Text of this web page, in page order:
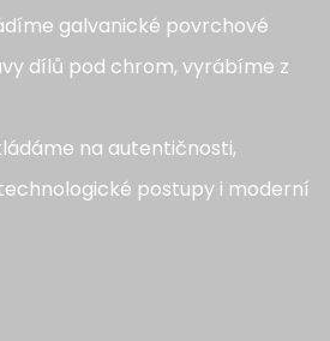
galvanické povrchové
dílů pod chrom, vyrábíme z
na autentičnosti,
postupy i moderní